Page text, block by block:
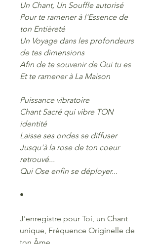
Un Chant, Un Souffle autorisé
Pour te ramener à l'Essence de
ton Entièreté
Un Voyage dans les profondeurs
de tes dimensions
Afin de te souvenir de Qui tu es
Et te ramener à La Maison
Puissance vibratoire
Chant Sacré qui vibre TON
identité
Laisse ses ondes se diffuser
Jusqu'à la rose de ton coeur
retrouvé...
Qui Ose enfin se déployer...
•
J'enregistre pour Toi, un Chant
unique, Fréquence Originelle de